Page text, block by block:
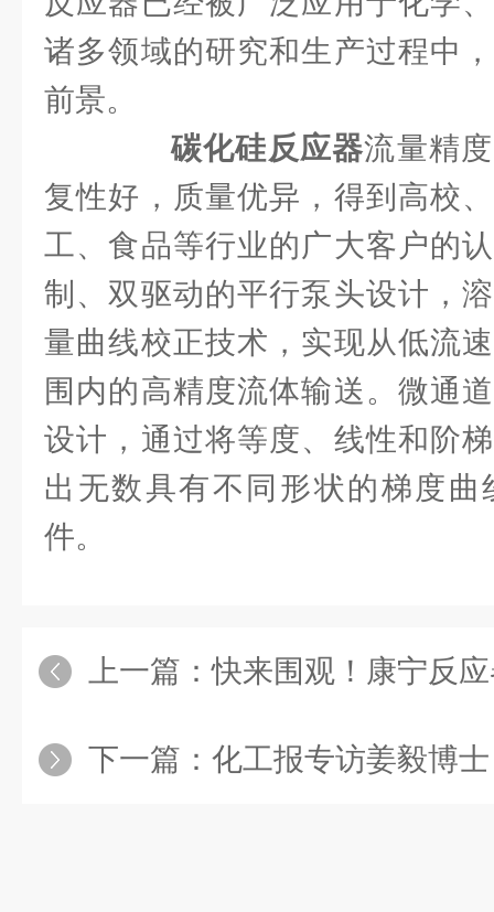
诸多领域的研究和生产过程中
前景。
碳化硅反应器流量精
复性好，质量优异，得到高校
工、食品等行业的广大客户的
制、双驱动的平行泵头设计，
量曲线校正技术，实现从低流
围内的高精度流体输送。微通
设计，通过将等度、线性和阶
出无数具有不同形状的梯度
件。
上一篇：快来围观！康宁反应
下一篇： 化工报专访姜毅博士，